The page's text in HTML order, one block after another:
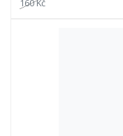
160 Kč